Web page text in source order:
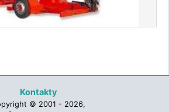
Kontakty
© 2001 - 2026,